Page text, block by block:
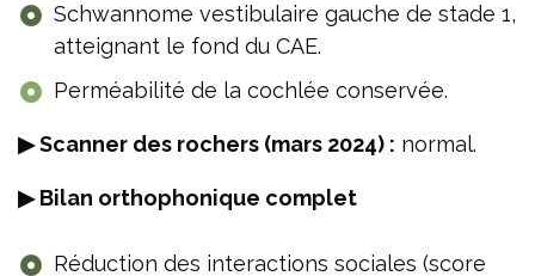
Schwannome vestibulaire gauche de stade 1,
atteignant le fond du CAE.
Perméabilité de la cochlée conservée.
▶ Scanner des rochers (mars 2024) : normal.
▶ Bilan orthophonique complet
Réduction des interactions sociales (score